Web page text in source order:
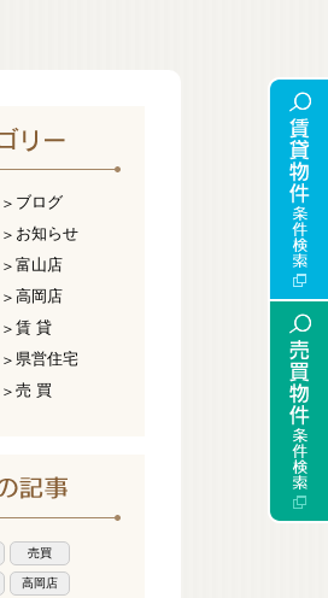
ブログ
お知らせ
富山店
高岡店
賃 貸
県営住宅
売 買
売買
高岡店